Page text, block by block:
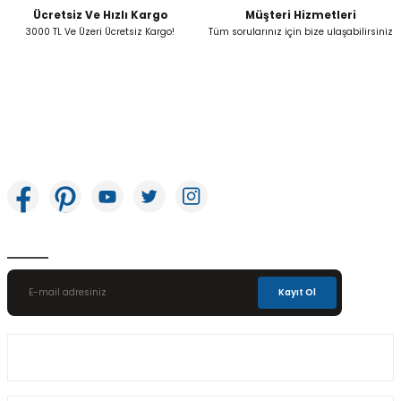
Gönder
Ücretsiz Ve Hızlı Kargo
3000 TL Ve Üzeri Ücretsiz Kargo!
Müşteri Hizmetleri
Tüm sorularınız için bize ulaşabilirsiniz
Kayıt Ol